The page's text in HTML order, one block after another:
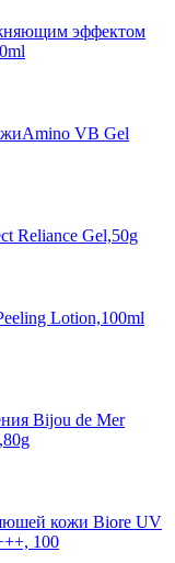
эффектом
VB Gel
Reliance Gel,50g
Lotion,100ml
Bijou de Mer
кожи Biore UV
100